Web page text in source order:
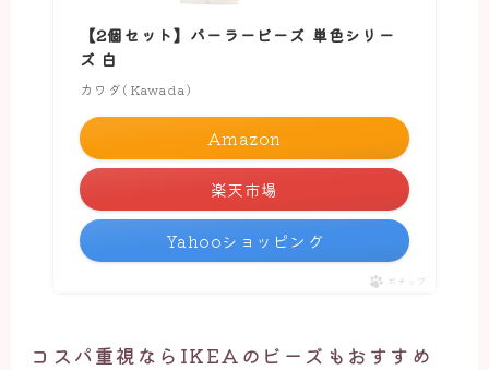
【2個セット】パーラービーズ 単色シリー
ズ 白
カワダ(Kawada)
Amazon
楽天市場
Yahooショッピング
ポチップ
コスパ重視ならIKEAのビーズもおすすめ